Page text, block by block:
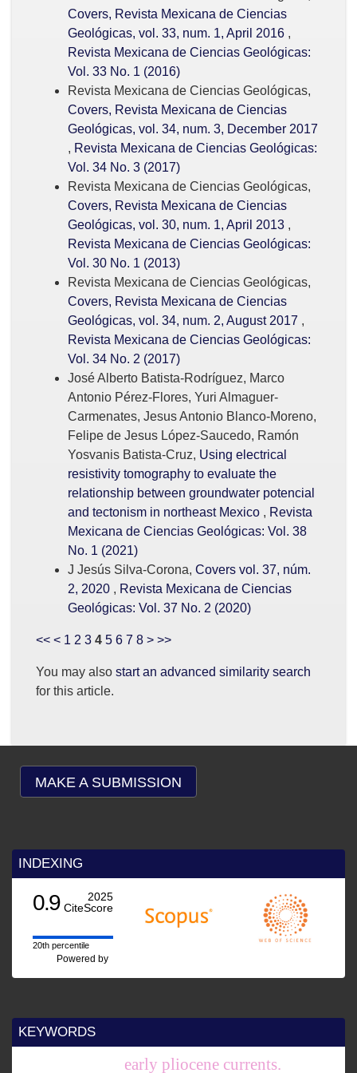
Covers, Revista Mexicana de Ciencias
Geológicas, vol. 33, num. 1, April 2016 ,
Revista Mexicana de Ciencias Geológicas:
Vol. 33 No. 1 (2016)
Revista Mexicana de Ciencias Geológicas,
Covers, Revista Mexicana de Ciencias
Geológicas, vol. 34, num. 3, December 2017
, Revista Mexicana de Ciencias Geológicas:
Vol. 34 No. 3 (2017)
Revista Mexicana de Ciencias Geológicas,
Covers, Revista Mexicana de Ciencias
Geológicas, vol. 30, num. 1, April 2013 ,
Revista Mexicana de Ciencias Geológicas:
Vol. 30 No. 1 (2013)
Revista Mexicana de Ciencias Geológicas,
Covers, Revista Mexicana de Ciencias
Geológicas, vol. 34, num. 2, August 2017 ,
Revista Mexicana de Ciencias Geológicas:
Vol. 34 No. 2 (2017)
José Alberto Batista-Rodríguez, Marco
Antonio Pérez-Flores, Yuri Almaguer-
Carmenates, Jesus Antonio Blanco-Moreno,
Felipe de Jesus López-Saucedo, Ramón
Yosvanis Batista-Cruz, Using electrical
resistivity tomography to evaluate the
relationship between groundwater potencial
and tectonism in northeast Mexico , Revista
Mexicana de Ciencias Geológicas: Vol. 38
No. 1 (2021)
J Jesús Silva-Corona, Covers vol. 37, núm.
2, 2020 , Revista Mexicana de Ciencias
Geológicas: Vol. 37 No. 2 (2020)
<< < 1 2 3 4 5 6 7 8 > >>
You may also start an advanced similarity search
for this article.
MAKE A SUBMISSION
INDEXING
0.9
2025
CiteScore
20th percentile
Powered by
KEYWORDS
early pliocene currents.